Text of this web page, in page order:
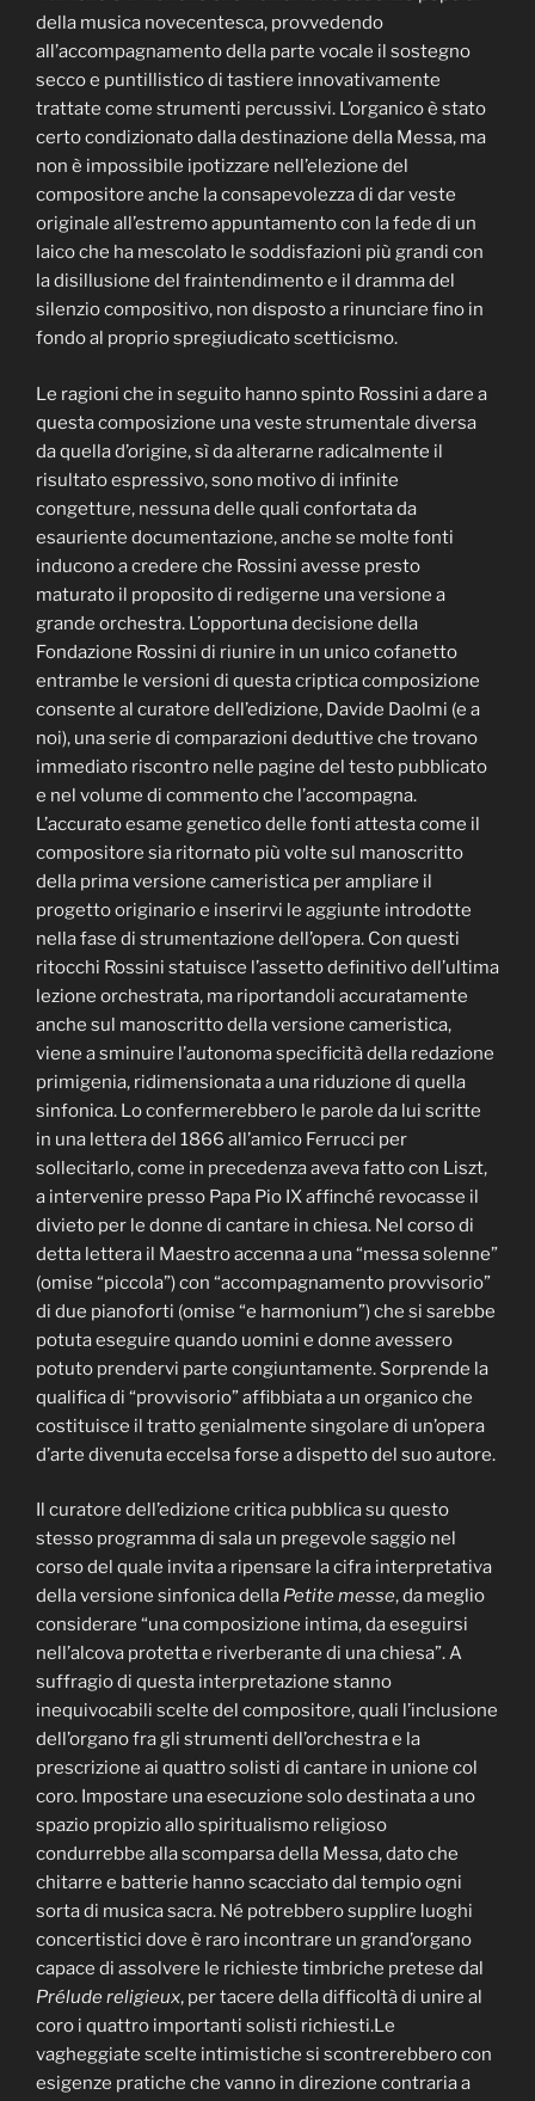
della musica novecentesca, provvedendo
all’accompagnamento della parte vocale il sostegno
secco e puntillistico di tastiere innovativamente
trattate come strumenti percussivi. L’organico è stato
certo condizionato dalla destinazione della Messa, ma
non è impossibile ipotizzare nell’elezione del
compositore anche la consapevolezza di dar veste
originale all’estremo appuntamento con la fede di un
laico che ha mescolato le soddisfazioni più grandi con
la disillusione del fraintendimento e il dramma del
silenzio compositivo, non disposto a rinunciare fino in
fondo al proprio spregiudicato scetticismo.
Le ragioni che in seguito hanno spinto Rossini a dare a
questa composizione una veste strumentale diversa
da quella d’origine, sì da alterarne radicalmente il
risultato espressivo, sono motivo di infinite
congetture, nessuna delle quali confortata da
esauriente documentazione, anche se molte fonti
inducono a credere che Rossini avesse presto
maturato il proposito di redigerne una versione a
grande orchestra. L’opportuna decisione della
Fondazione Rossini di riunire in un unico cofanetto
entrambe le versioni di questa criptica composizione
consente al curatore dell’edizione, Davide Daolmi (e a
noi), una serie di comparazioni deduttive che trovano
immediato riscontro nelle pagine del testo pubblicato
e nel volume di commento che l’accompagna.
L’accurato esame genetico delle fonti attesta come il
compositore sia ritornato più volte sul manoscritto
della prima versione cameristica per ampliare il
progetto originario e inserirvi le aggiunte introdotte
nella fase di strumentazione dell’opera. Con questi
ritocchi Rossini statuisce l’assetto definitivo dell’ultima
lezione orchestrata, ma riportandoli accuratamente
anche sul manoscritto della versione cameristica,
viene a sminuire l’autonoma specificità della redazione
primigenia, ridimensionata a una riduzione di quella
sinfonica. Lo confermerebbero le parole da lui scritte
in una lettera del 1866 all’amico Ferrucci per
sollecitarlo, come in precedenza aveva fatto con Liszt,
a intervenire presso Papa Pio IX affinché revocasse il
divieto per le donne di cantare in chiesa. Nel corso di
detta lettera il Maestro accenna a una “messa solenne”
(omise “piccola”) con “accompagnamento provvisorio”
di due pianoforti (omise “e harmonium”) che si sarebbe
potuta eseguire quando uomini e donne avessero
potuto prendervi parte congiuntamente. Sorprende la
qualifica di “provvisorio” affibbiata a un organico che
costituisce il tratto genialmente singolare di un’opera
d’arte divenuta eccelsa forse a dispetto del suo autore.
Il curatore dell’edizione critica pubblica su questo
stesso programma di sala un pregevole saggio nel
corso del quale invita a ripensare la cifra interpretativa
della versione sinfonica della Petite messe, da meglio
considerare “una composizione intima, da eseguirsi
nell’alcova protetta e riverberante di una chiesa”. A
suffragio di questa interpretazione stanno
inequivocabili scelte del compositore, quali l’inclusione
dell’organo fra gli strumenti dell’orchestra e la
prescrizione ai quattro solisti di cantare in unione col
coro. Impostare una esecuzione solo destinata a uno
spazio propizio allo spiritualismo religioso
condurrebbe alla scomparsa della Messa, dato che
chitarre e batterie hanno scacciato dal tempio ogni
sorta di musica sacra. Né potrebbero supplire luoghi
concertistici dove è raro incontrare un grand’organo
capace di assolvere le richieste timbriche pretese dal
Prélude religieux, per tacere della difficoltà di unire al
coro i quattro importanti solisti richiesti.Le
vagheggiate scelte intimistiche si scontrerebbero con
esigenze pratiche che vanno in direzione contraria a